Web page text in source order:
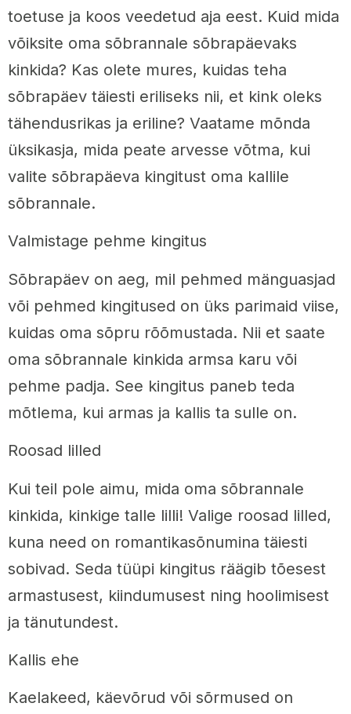
toetuse ja koos veedetud aja eest. Kuid mida
võiksite oma sõbrannale sõbrapäevaks
kinkida? Kas olete mures, kuidas teha
sõbrapäev täiesti eriliseks nii, et kink oleks
tähendusrikas ja eriline? Vaatame mõnda
üksikasja, mida peate arvesse võtma, kui
valite sõbrapäeva kingitust oma kallile
sõbrannale.
Valmistage pehme kingitus
Sõbrapäev on aeg, mil pehmed mänguasjad
või pehmed kingitused on üks parimaid viise,
kuidas oma sõpru rõõmustada. Nii et saate
oma sõbrannale kinkida armsa karu või
pehme padja. See kingitus paneb teda
mõtlema, kui armas ja kallis ta sulle on.
Roosad lilled
Kui teil pole aimu, mida oma sõbrannale
kinkida, kinkige talle lilli! Valige roosad lilled,
kuna need on romantikasõnumina täiesti
sobivad. Seda tüüpi kingitus räägib tõesest
armastusest, kiindumusest ning hoolimisest
ja tänutundest.
Kallis ehe
Kaelakeed, käevõrud või sõrmused on